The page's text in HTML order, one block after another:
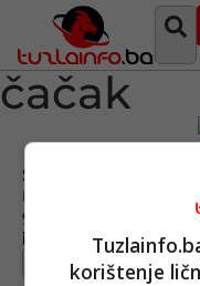
čačak
Srbija: Snažna
namjenske
građana
Objavljeno:
19. 06.
Opširnije
korištenje